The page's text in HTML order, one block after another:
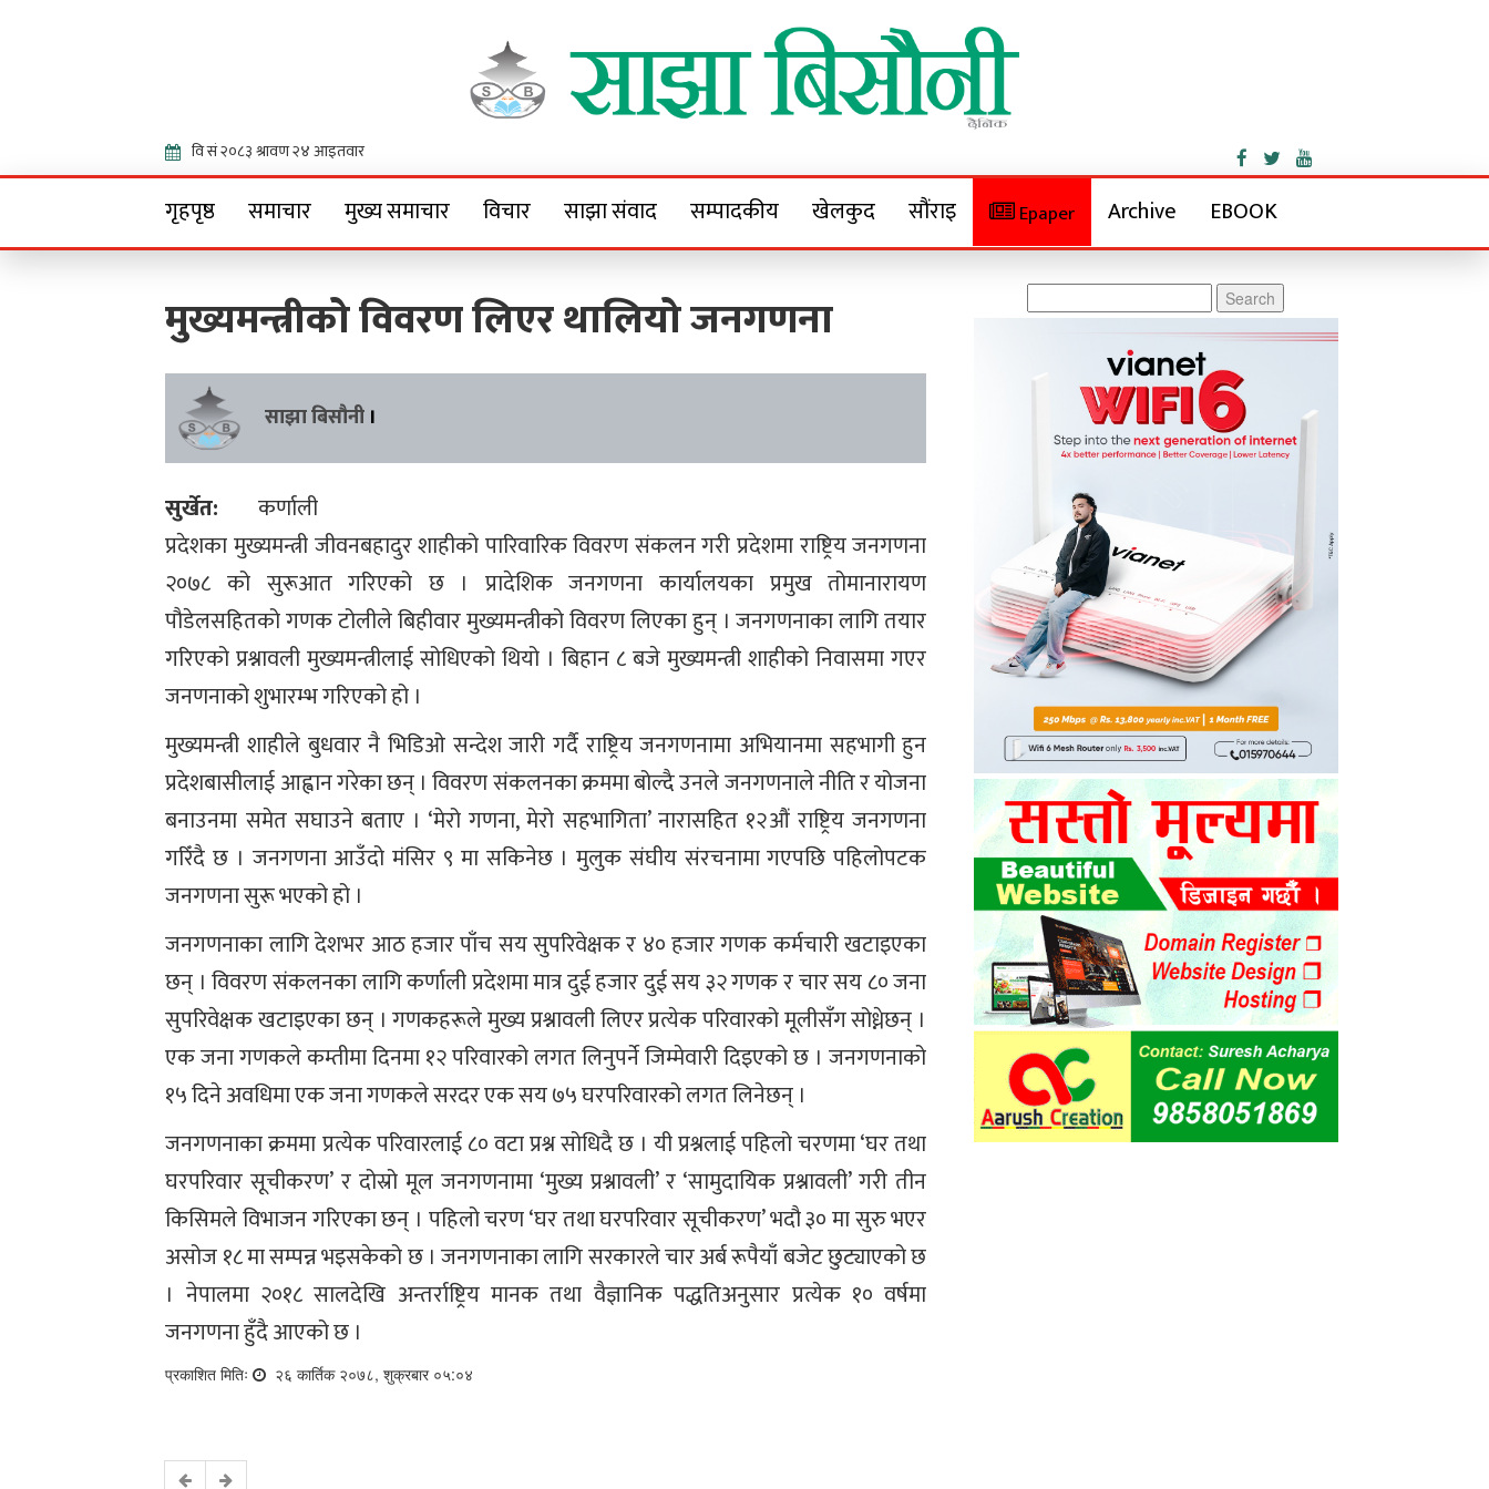
Sajha Bisaunee
गृहपृष्ठ समाचार मुख्य समाचार विचार साझा संवाद सम्पादकीय खेलकुद सौंराइ Epaper Archive EBOOK
मुख्यमन्त्रीको विवरण लिएर थालियो जनगणना
साझा बिसौनी ।
सुर्खेत:कर्णाली
प्रदेशका मुख्यमन्त्री जीवनबहादुर शाहीको पारिवारिक विवरण संकलन गरी प्रदेशमा राष्ट्रिय जनगणना
२०७८ को सुरूआत गरिएको छ । प्रादेशिक जनगणना कार्यालयका प्रमुख तोमानारायण
पौडेलसहितको गणक टोलीले बिहीवार मुख्यमन्त्रीको विवरण लिएका हुन् । जनगणनाका लागि तयार
गरिएको प्रश्नावली मुख्यमन्त्रीलाई सोधिएको थियो । बिहान ८ बजे मुख्यमन्त्री शाहीको निवासमा गएर
जनणनाको शुभारम्भ गरिएको हो ।
मुख्यमन्त्री शाहीले बुधवार नै भिडिओ सन्देश जारी गर्दै राष्ट्रिय जनगणनामा अभियानमा सहभागी हुन
प्रदेशबासीलाई आह्वान गरेका छन् । विवरण संकलनका क्रममा बोल्दै उनले जनगणनाले नीति र योजना
बनाउनमा समेत सघाउने बताए । ‘मेरो गणना, मेरो सहभागिता’ नारासहित १२औं राष्ट्रिय जनगणना
गरिँदै छ । जनगणना आउँदो मंसिर ९ मा सकिनेछ । मुलुक संघीय संरचनामा गएपछि पहिलोपटक
जनगणना सुरू भएको हो ।
जनगणनाका लागि देशभर आठ हजार पाँच सय सुपरिवेक्षक र ४० हजार गणक कर्मचारी खटाइएका
छन् । विवरण संकलनका लागि कर्णाली प्रदेशमा मात्र दुई हजार दुई सय ३२ गणक र चार सय ८० जना
सुपरिवेक्षक खटाइएका छन् । गणकहरूले मुख्य प्रश्नावली लिएर प्रत्येक परिवारको मूलीसँग सोध्नेछन् ।
एक जना गणकले कम्तीमा दिनमा १२ परिवारको लगत लिनुपर्ने जिम्मेवारी दिइएको छ । जनगणनाको
१५ दिने अवधिमा एक जना गणकले सरदर एक सय ७५ घरपरिवारको लगत लिनेछन् ।
जनगणनाका क्रममा प्रत्येक परिवारलाई ८० वटा प्रश्न सोधिदै छ । यी प्रश्नलाई पहिलो चरणमा ‘घर तथा
घरपरिवार सूचीकरण’ र दोस्रो मूल जनगणनामा ‘मुख्य प्रश्नावली’ र ‘सामुदायिक प्रश्नावली’ गरी तीन
किसिमले विभाजन गरिएका छन् । पहिलो चरण ‘घर तथा घरपरिवार सूचीकरण’ भदौ ३० मा सुरु भएर
असोज १८ मा सम्पन्न भइसकेको छ । जनगणनाका लागि सरकारले चार अर्ब रूपैयाँ बजेट छुट्याएको छ
। नेपालमा २०१८ सालदेखि अन्तर्राष्ट्रिय मानक तथा वैज्ञानिक पद्धतिअनुसार प्रत्येक १० वर्षमा
जनगणना हुँदै आएको छ ।
प्रकाशित मितिः २६ कार्तिक २०७८, शुक्रबार ०५:०४
for: